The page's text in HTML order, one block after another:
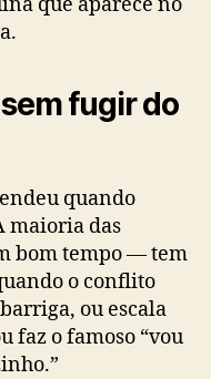
fugir do
quando
maioria das
bom tempo — tem
o conflito
ou escala
faz o famoso “vou